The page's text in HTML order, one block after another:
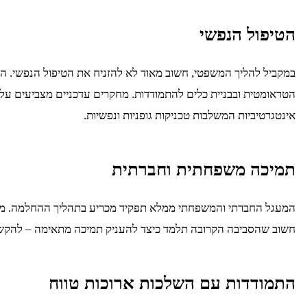
הטיפול הנפשי
במקביל להליך המשפטי, חשוב מאוד לא להזניח את הטיפול הנפשי.
אינטגרטיביות המשלבות טכניקות גופניות ונפשיות.
תמיכה משפחתית וחברתית
המעגל החברתי והמשפחתי ממלא תפקיד מכריע בתהליך ההחלמה.
חשוב שהסביבה הקרובה תלמד כיצד להעניק תמיכה מתאימה –
התמודדות עם השלכות ארוכות טווח